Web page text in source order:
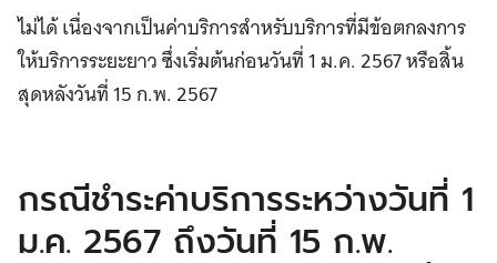
ไม่ได้ เนื่องจากเป็นค่าบริการสำหรับบริการที่มีข้อตกลงการ
ให้บริการระยะยาว ซึ่งเริ่มต้นก่อนวันที่ 1 ม.ค. 2567 หรือสิ้น
สุดหลังวันที่ 15 ก.พ. 2567
กรณีชำระค่าบริการระหว่างวันที่ 1
ม.ค. 2567 ถึงวันที่ 15 ก.พ.